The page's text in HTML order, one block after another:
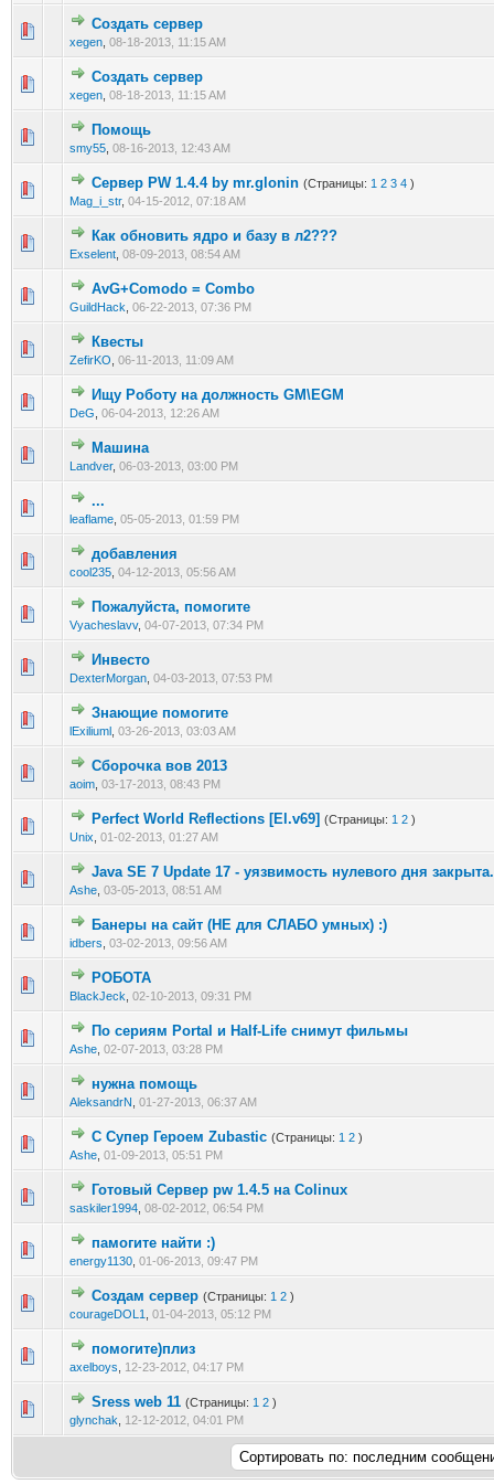
Создать сервер
xegen 08-18-2013, 11:15 AM
0 голос(ов) - 0 из 5 в среднем
1
Создать сервер
xegen 08-18-2013, 11:15 AM
0 голос(ов) - 0 из 5 в среднем
1
Помощь
smy55 08-16-2013, 12:43 AM
0 голос(ов) - 0 из 5 в среднем
Сервер PW 1.4.4 by mr.glonin (Страницы: 1 2 3 4 )
Mag_i_str, 04-15-2012, 07:18 AM
0 голос(ов) - 0 из 5 в среднем
1 23 45
Как обновить ядро и базу в л2???
Exselent 08-09-2013, 08:54 AM
0 голос(ов) - 0 из 5 в среднем
12345
AvG+Comodo = Combo
GuildHack 06-22-2013, 07:36 PM
0 голос(ов) - 0 из 5 в среднем
12345
Квесты
ZefirKO 06-11-2013, 11:09 AM
0 голос(ов) - 0 из 5 в среднем
Ищу Роботу на должность GM\EGM
DeG 06-04-2013, 12:26 AM
0 голос(ов) - 0 из 5 в среднем
12345
Машина
Landver, 06-03-2013, 03:00 PM
0 голос(ов) - 0 из 5 в среднем
...
leaflame 05-05-2013, 01:59 PM
0 голос(ов) - 0 из 5 в среднем
добавления
cool235 04-12-2013, 05:56 AM
0 голос(ов) - 0 из 5 в среднем
Пожалуйста, помогите
Vyacheslavv, 04-07-2013, 07:34 PM
0 голос(ов) - 0 из 5 в среднем
123 4 5
Инвесто
DexterMorgan 04-03-2013, 07:53 PM
0 голос(ов) - 0 из 5 в среднем
Знающие помогите
lExiliuml 03-26-2013, 03:03 AM
1 голос(ов) - 5 из 5 в среднем
1234
Сборочка вов 2013
aoim 03-17-2013, 08:43 PM
0 голос(ов) - 0 из 5 в среднем
123
Perfect World Reflections [El.v69] (Страницы: 1 2 )
Unix 01-02-2013, 01:27 AM
0 голос(ов) - 0 из 5 в среднем
12345
Java SE 7 Update 17 - уязвимость нулевого дня закрыта.
Ashe 03-05-2013, 08:51 AM
0 голос(ов) - 0 из 5 в среднем
12345
Банеры на сайт (НЕ для СЛАБО умных) :)
idbers 03-02-2013, 09:56 AM
0 голос(ов) - 0 из 5 в среднем
12 34 5
РОБОТА
BlackJeck 02-10-2013, 09:31 PM
0 голос(ов) - 0 из 5 в среднем
По сериям Portal и Half-Life снимут фильмы
Ashe 02-07-2013, 03:28 PM
1 голос(ов) - 5 из 5 в среднем
12 3 4 5
нужна помощь
AleksandrN 01-27-2013, 06:37 AM
0 голос(ов) - 0 из 5 в среднем
C Супер Героем Zubastic (Страницы: 1 2 )
Ashe 01-09-2013, 05:51 PM
1 голос(ов) - 5 из 5 в среднем
12345
Готовый Сервер pw 1.4.5 на Colinux
saskiler1994 08-02-2012, 06:54 PM
0 голос(ов) - 0 из 5 в среднем
1 234 5
памогите найти :)
energy1130 01-06-2013, 09:47 PM
0 голос(ов) - 0 из 5 в среднем
12
Создам сервер (Страницы: 1 2 )
courageDOL1
01-04-2013, 05:12 PM
0 голос(ов) - 0 из 5 в среднем
12345
помогите)плиз
axelboys 12-23-2012, 04:17 PM
0 голос(ов) - 0 из 5 в среднем
Sress web 11 (Страницы: 1 2 )
glynchak
12-12-2012, 04:01 PM
0 голос(ов) - 0 из 5 в среднем
12345